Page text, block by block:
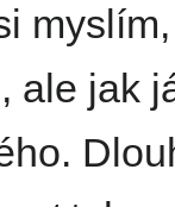
ale jak